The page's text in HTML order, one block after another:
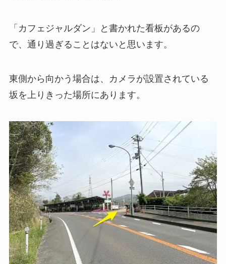
「カフェジャルダン」と書かれた看板があるの
で、通り過ぎることはないと思います。
東側から向かう場合は、カメラが設置されている
坂を上りきった場所にあります。